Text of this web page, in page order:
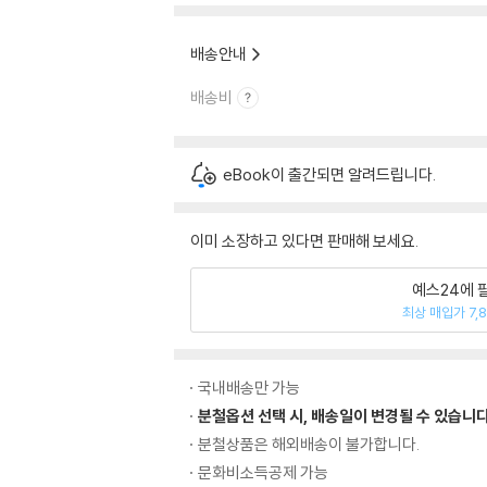
배송안내
배송비
eBook이 출간되면 알려드립니다.
이미 소장하고 있다면 판매해 보세요.
예스24에
최상 매입가
국내배송만 가능
분철옵션 선택 시, 배송일이 변경될 수 있습니
분철상품은 해외배송이 불가합니다.
문화비소득공제 가능